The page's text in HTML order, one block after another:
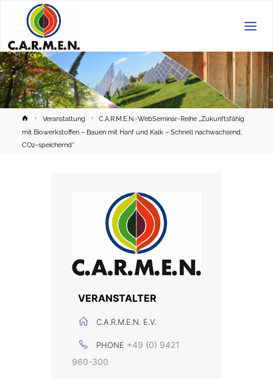
HomeVeranstaltung
C.A.R.M.E.N.-WebSeminar-Reihe „Zukunftsfähig
mit Biowerkstoffen – Bauen mit Hanf und Kalk – Schnell nachwachsend,
CO2-speichernd“
VERANSTALTER
C.A.R.M.E.N. E.V.
PHONE +49 (0) 9421
960-300